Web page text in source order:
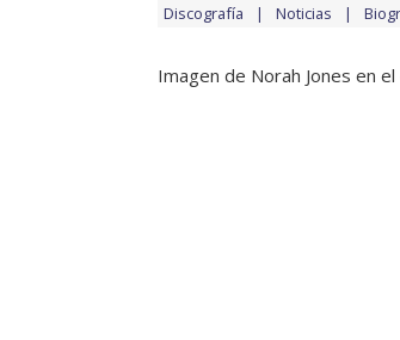
Discografía Noticias
Imagen de Norah Jones en el